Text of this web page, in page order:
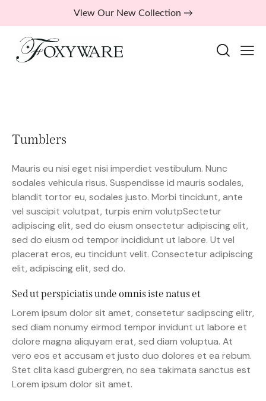
View Our New Collection →
Tumblers
Mauris eu nisi eget nisi imperdiet vestibulum. Nunc
sodales vehicula risus. Suspendisse id mauris sodales,
blandit tortor eu, sodales justo. Morbi tincidunt, ante
vel suscipit volutpat, turpis enim volutpSectetur
adipiscing elit, sed do eiusm onsectetur adipiscing elit,
sed do eiusm od tempor incididunt ut labore. Ut vel
placerat eros, eu tincidunt velit. Consectetur adipiscing
elit, adipiscing elit, sed do.
Sed ut perspiciatis unde omnis iste natus et
Lorem ipsum dolor sit amet, consetetur sadipscing elitr,
sed diam nonumy eirmod tempor invidunt ut labore et
dolore magna aliquyam erat, sed diam voluptua. At
vero eos et accusam et justo duo dolores et ea rebum.
Stet clita kasd gubergren, no sea takimata sanctus est
Lorem ipsum dolor sit amet.